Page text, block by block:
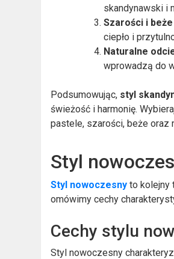
skandynawski i
Szarości i beże
ciepło i
Naturalne
wprowadzą do
Podsumowując, styl
świeżość i harmonię.
pastele, szarości, beże oraz
Styl
Styl nowoczesny to kolejny
omówimy cechy
Cechy stylu
Styl nowoczesny